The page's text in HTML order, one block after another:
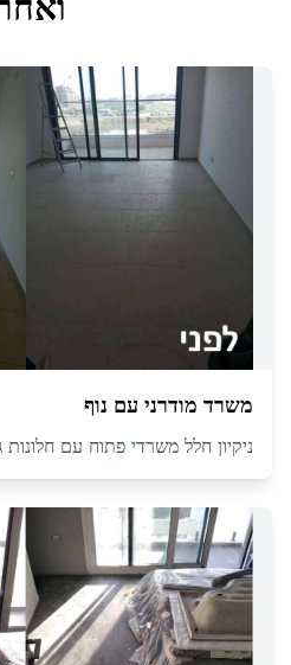
משרד מודרני עם נוף
ניקיון חלל משרדי פתוח עם חלונות